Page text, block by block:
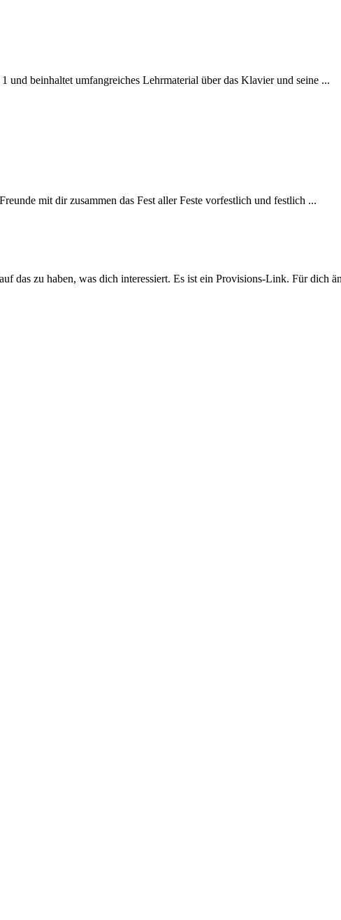
beinhaltet umfangreiches Lehrmaterial über das Klavier und seine ...
mit dir zusammen das Fest aller Feste vorfestlich und festlich ...
das zu haben, was dich interessiert. Es ist ein Provisions-Link. Für dich